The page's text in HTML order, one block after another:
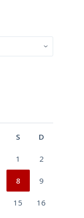
S D
1 2
8 9
15 16